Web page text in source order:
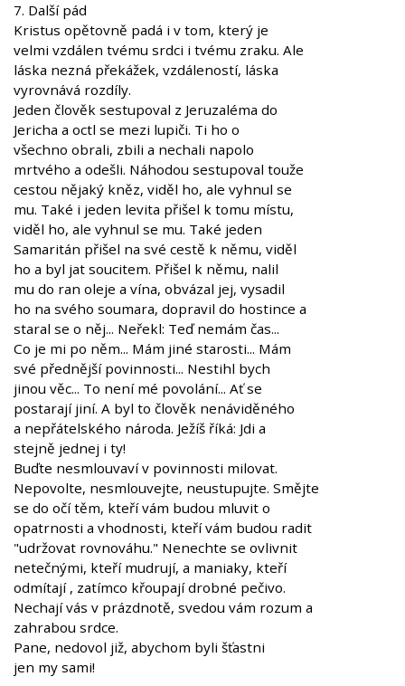
7. Další pád
Kristus opětovně padá i v tom, který je
velmi vzdálen tvému srdci i tvému zraku. Ale
láska nezná překážek, vzdáleností, láska
vyrovnává rozdíly.
Jeden člověk sestupoval z Jeruzaléma do
Jericha a octl se mezi lupiči. Ti ho o
všechno obrali, zbili a nechali napolo
mrtvého a odešli. Náhodou sestupoval touže
cestou nějaký kněz, viděl ho, ale vyhnul se
mu. Také i jeden levita přišel k tomu místu,
viděl ho, ale vyhnul se mu. Také jeden
Samaritán přišel na své cestě k němu, viděl
ho a byl jat soucitem. Přišel k němu, nalil
mu do ran oleje a vína, obvázal jej, vysadil
ho na svého soumara, dopravil do hostince a
staral se o něj... Neřekl: Teď nemám čas...
Co je mi po něm... Mám jiné starosti... Mám
své přednější povinnosti... Nestihl bych
jinou věc... To není mé povolání... Ať se
postarají jiní. A byl to člověk nenáviděného
a nepřátelského národa. Ježíš říká: Jdi a
stejně jednej i ty!
Buďte nesmlouvaví v povinnosti milovat.
Nepovolte, nesmlouvejte, neustupujte. Smějte
se do očí těm, kteří vám budou mluvit o
opatrnosti a vhodnosti, kteří vám budou radit
"udržovat rovnováhu." Nenechte se ovlivnit
netečnými, kteří mudrují, a maniaky, kteří
odmítají , zatímco křoupají drobné pečivo.
Nechají vás v prázdnotě, svedou vám rozum a
zahrabou srdce.
Pane, nedovol již, abychom byli šťastni
jen my sami!